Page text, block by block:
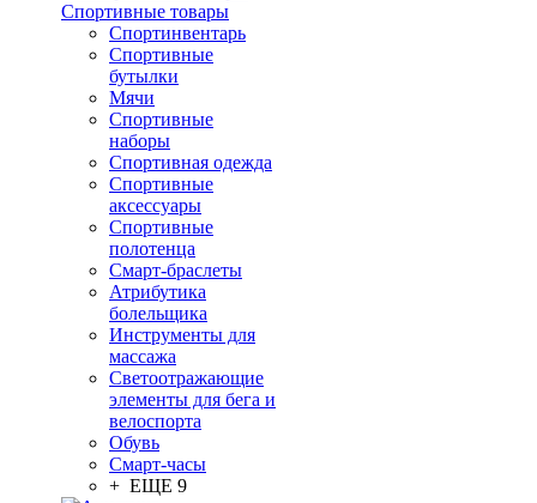
Спортивные товары
Спортинвентарь
Спортивные
бутылки
Мячи
Спортивные
наборы
Спортивная одежда
Спортивные
аксессуары
Спортивные
полотенца
Смарт-браслеты
Атрибутика
болельщика
Инструменты для
массажа
Светоотражающие
элементы для бега и
велоспорта
Обувь
Смарт-часы
+ ЕЩЕ 9